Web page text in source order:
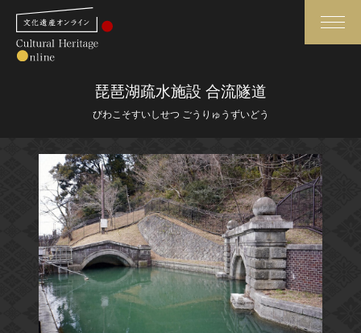
さらに詳細検索
さらに詳細検索
トップ
作品一覧
カテゴリで見る
世界遺産と無形文化遺産
媒体資料・関連記事等
博物館、美術館の皆さまへ
文化庁よりご挨拶
今月のみどころ
琵琶湖疏水施設 合流隧道
びわこそすいしせつ ごうりゅうずいどう